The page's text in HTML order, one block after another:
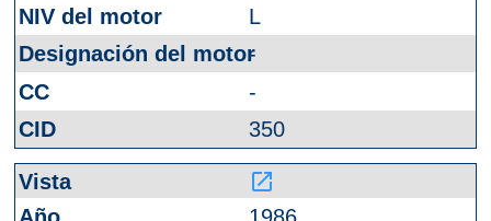
L
-
-
350
launch